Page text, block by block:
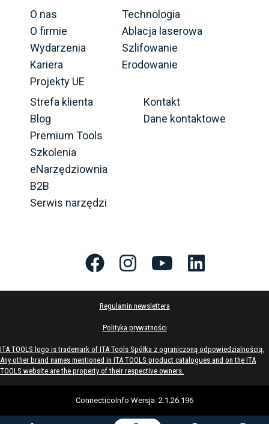
O nas
O firmie
Wydarzenia
Kariera
Projekty UE
Technologia
Ablacja laserowa
Szlifowanie
Erodowanie
Strefa klienta
Blog
Premium Tools
Szkolenia
eNarzędziownia
B2B
Serwis narzędzi
Kontakt
Dane kontaktowe
Regulamin newslettera
Polityka prywatności
ITA TOOLS logo is trademark of ITA Tools Spółka z ograniczoną odpowiedzialnością.
Any other brand names mentioned in ITA TOOLS product catalogues and on the ITA
TOOLS website are the property of their respective owners.
ConnecticoInfo Wersja: 2.1.26.196